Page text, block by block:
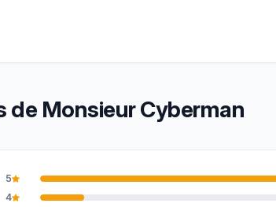
de Monsieur Cyberman
5
4